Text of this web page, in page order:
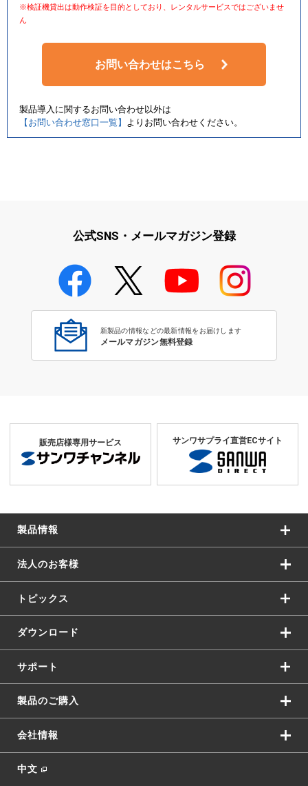
※検証機貸出は動作検証を目的としており、レンタルサービスではございませ
ん
お問い合わせはこちら
製品導入に関するお問い合わせ以外は
【お問い合わせ窓口一覧】
よりお問い合わせください。
公式SNS・メールマガジン登録
新製品の情報などの最新情報をお届けします
メールマガジン無料登録
販売店様専用サービス サンワサプライ直営ECサイト
製品情報
法人のお客様
トピックス
ダウンロード
サポート
製品のご購入
会社情報
中文